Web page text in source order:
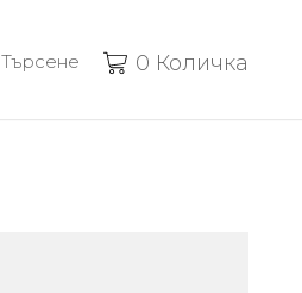
0 Количка
Търсене